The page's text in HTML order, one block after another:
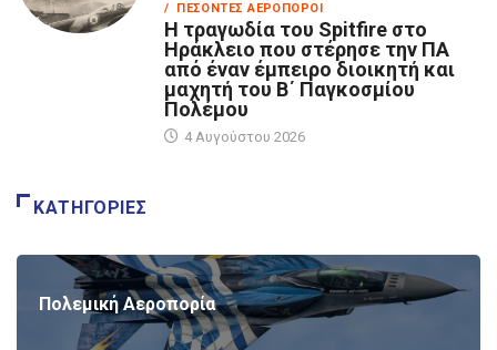
/ ΠΕΣΌΝΤΕΣ ΑΕΡΟΠΌΡΟΙ
Η τραγωδία του Spitfire στο
Ηράκλειο που στέρησε την ΠΑ
από έναν έμπειρο διοικητή και
μαχητή του Β΄ Παγκοσμίου
Πολέμου
4 Αυγούστου 2026
ΚΑΤΗΓΟΡΊΕΣ
Πολεμική Αεροπορία